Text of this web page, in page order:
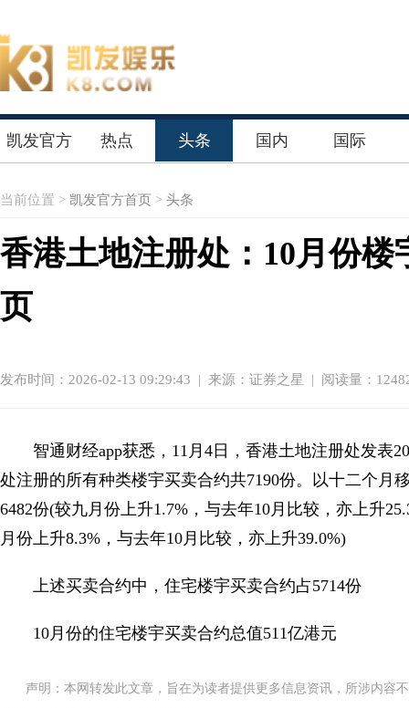
凯发官方 热点 头条 国内 国际
当前位置 > 凯发官方首页 > 头条
香港土地注册处：10月份
页
发布时间：2026-02-13 09:29:43 | 来源：证券之星 | 阅读量：
智通财经app获悉，11月4日，香港土地注册处发表
处注册的所有种类楼宇买卖合约共7190份。以十二个月
6482份(较九月份上升1.7%，与去年10月比较，亦上升
月份上升8.3%，与去年10月比较，亦上升39.0%)
上述买卖合约中，住宅楼宇买卖合约占5714份
10月份的住宅楼宇买卖合约总值511亿港元
声明：本网转发此文章，旨在为读者提供更多信息资讯，所涉内容